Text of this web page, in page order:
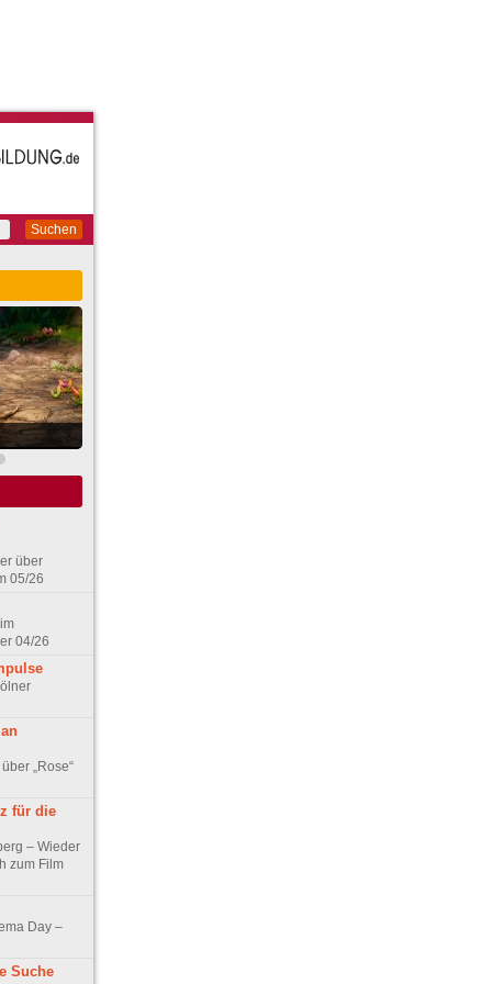
Suchen
über
05/26
04/26
„Rose“
für die
– Wieder
zum Film
Day –
Suche